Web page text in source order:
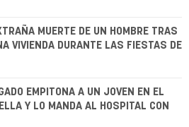
MUERTE DE UN HOMBRE TRAS
VIVIENDA DURANTE LAS FIESTAS DE
EMPITONA A UN JOVEN EN EL
Y LO MANDA AL HOSPITAL CON